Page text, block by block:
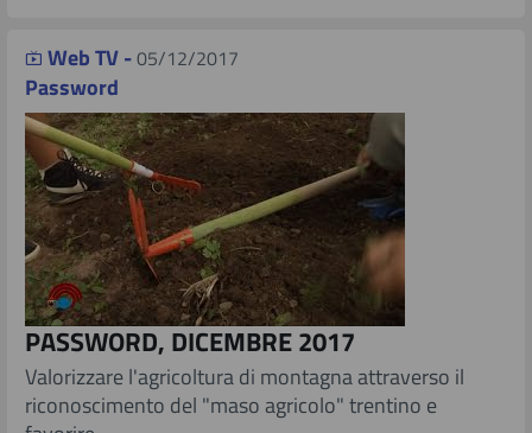
Web TV -05/12/2017
Password
PASSWORD, DICEMBRE 2017
​​​Valorizzare l'agricoltura di montagna attraverso il
riconoscimento del "maso agricolo" trentino e